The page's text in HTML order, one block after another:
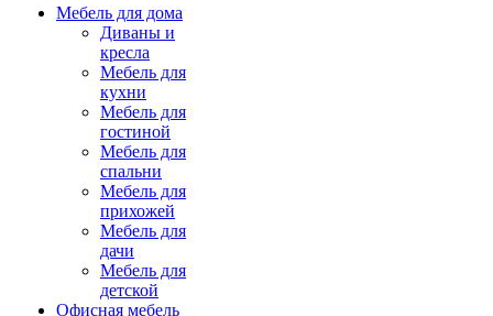
Мебель для дома
Диваны и
кресла
Мебель для
кухни
Мебель для
гостиной
Мебель для
спальни
Мебель для
прихожей
Мебель для
дачи
Мебель для
детской
Офисная мебель